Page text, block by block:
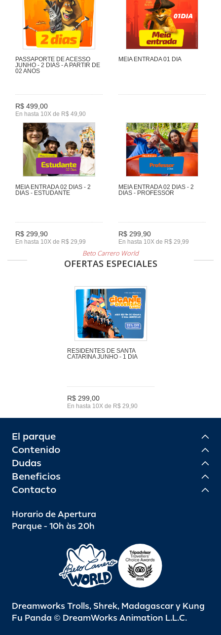
PASSAPORTE DE ACESSO
JUNHO - 2 DIAS - A PARTIR DE
02 ANOS
R$ 499,00
En hasta 10X de R$ 49,90
MEIA ENTRADA 01 DIA
MEIA ENTRADA 02 DIAS - 2
DIAS - ESTUDANTE
R$ 299,90
En hasta 10X de R$ 29,99
MEIA ENTRADA 02 DIAS - 2
DIAS - PROFESSOR
R$ 299,90
En hasta 10X de R$ 29,99
Beto Carrero World
OFERTAS ESPECIALES
RESIDENTES DE SANTA
CATARINA JUNHO - 1 DIA
R$ 299,00
En hasta 10X de R$ 29,90
El parque
Contenido
Dudas
Beneficios
Contacto
Horario de Apertura
Parque - 10h às 20h
Dreamworks Trolls, Shrek, Madagascar y Kung
Fu Panda © DreamWorks Animation L.L.C.